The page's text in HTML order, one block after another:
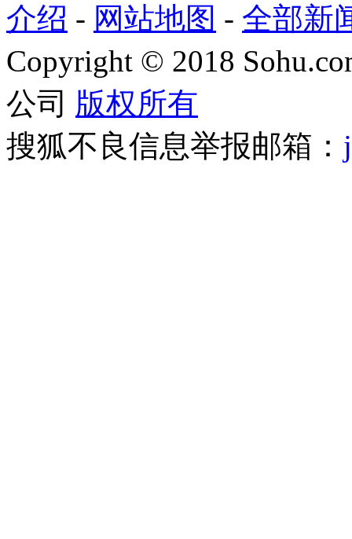
介绍 - 网站地图 - 全部新
Copyright © 2018
公司 版权所有
搜狐不良信息举报邮箱：